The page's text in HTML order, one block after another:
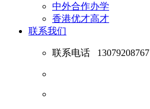
中外合作办学
香港优才高才
联系我们
联系电话 13079208767